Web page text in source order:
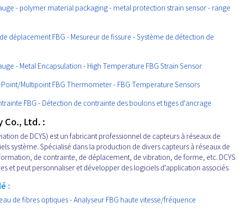
- polymer material packaging - metal protection strain sensor - range
déplacement FBG - Mesureur de fissure - Système de détection de
- Metal Encapsulation - High Temperature FBG Strain Sensor
Multipoint FBG Thermometer - FBG Temperature Sensors
FBG - Détection de contrainte des boulons et tiges d'ancrage
Co., Ltd. :
de DCYS) est un fabricant professionnel de capteurs à réseaux de
système. Spécialisé dans la production de divers capteurs à réseaux de
de contrainte, de déplacement, de vibration, de forme, etc. DCYS
et peut personnaliser et développer des logiciels d'application associés.
:
de fibres optiques - Analyseur FBG haute vitesse/fréquence